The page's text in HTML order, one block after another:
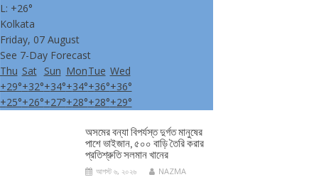
L: +26°
Kolkata
Friday, 07 August
See 7-Day Forecast
Thu Sat Sun MonTue Wed
+29°+32°+34°+34°+36°+36°
+25°+26°+27°+28°+28°+29°
অসমের বন্যা বিপর্যস্ত দুর্গত মানুষের
পাশে ভাইজান, ৫০০ বাড়ি তৈরি করার
প্রতিশ্রুতি সলমান খানের
আগস্ট ৬, ২০২৬ NAZMA